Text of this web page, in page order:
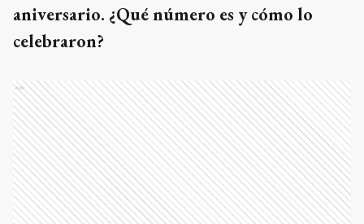
aniversario. ¿Qué número es y cómo lo
celebraron?
Ads